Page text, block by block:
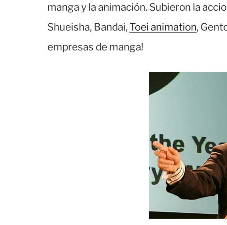
manga y la animación. Subieron la
Shueisha, Bandai,Toei animation,
empresas de manga!